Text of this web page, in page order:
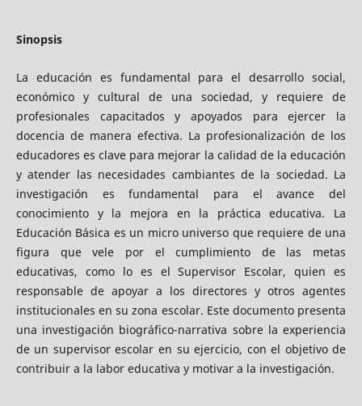
Sinopsis
La educación es fundamental para el desarrollo social,
económico y cultural de una sociedad, y requiere de
profesionales capacitados y apoyados para ejercer la
docencia de manera efectiva. La profesionalización de los
educadores es clave para mejorar la calidad de la educación
y atender las necesidades cambiantes de la sociedad. La
investigación es fundamental para el avance del
conocimiento y la mejora en la práctica educativa. La
Educación Básica es un micro universo que requiere de una
figura que vele por el cumplimiento de las metas
educativas, como lo es el Supervisor Escolar, quien es
responsable de apoyar a los directores y otros agentes
institucionales en su zona escolar. Este documento presenta
una investigación biográfico-narrativa sobre la experiencia
de un supervisor escolar en su ejercicio, con el objetivo de
contribuir a la labor educativa y motivar a la investigación.